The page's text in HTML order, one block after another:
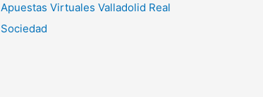
Apuestas Virtuales Valladolid Real
Sociedad